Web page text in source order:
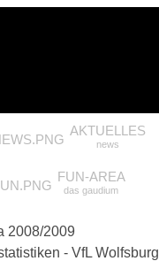
AKTUELLES
news
FUN-AREA
das gaudium
2008/2009
- VfL Wolfsburg